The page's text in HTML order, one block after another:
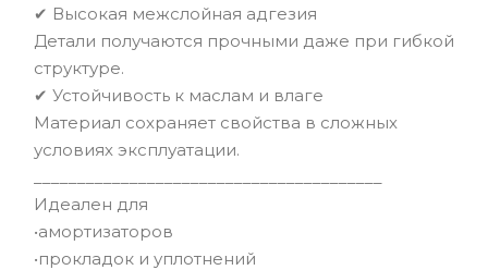
✔ Высокая межслойная адгезия
Детали получаются прочными даже при гибкой
структуре.
✔ Устойчивость к маслам и влаге
Материал сохраняет свойства в сложных
условиях эксплуатации.
Идеален для
•амортизаторов
•прокладок и уплотнений